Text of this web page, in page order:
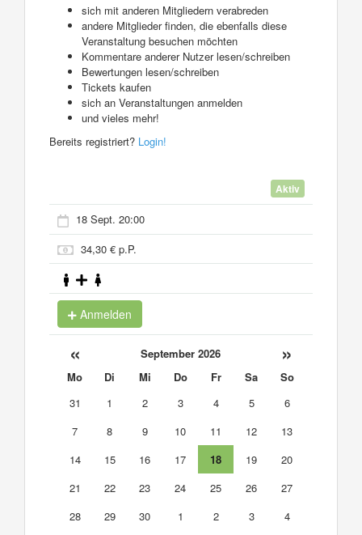
sich mit anderen Mitgliedern verabreden
andere Mitglieder finden, die ebenfalls diese
Veranstaltung besuchen möchten
Kommentare anderer Nutzer lesen/schreiben
Bewertungen lesen/schreiben
Tickets kaufen
sich an Veranstaltungen anmelden
und vieles mehr!
Bereits registriert? Login!
Aktiv
18 Sept. 20:00
34,30 € p.P.
Anmelden
« September 2026 »
Mo Di Mi Do Fr Sa
So
31
1 2 3 4 5
6
7
8 9 10 11 12
13
14
15 16 17 18 19
20
21
22 23 24 25 26
27
28
29 30 1 2 3
4